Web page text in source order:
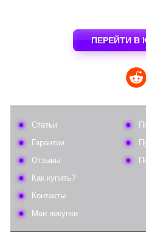
ПЕРЕЙТИ В
Статьи
Гарантии
Отзывы
Как купить?
Контакты
Мои покупки